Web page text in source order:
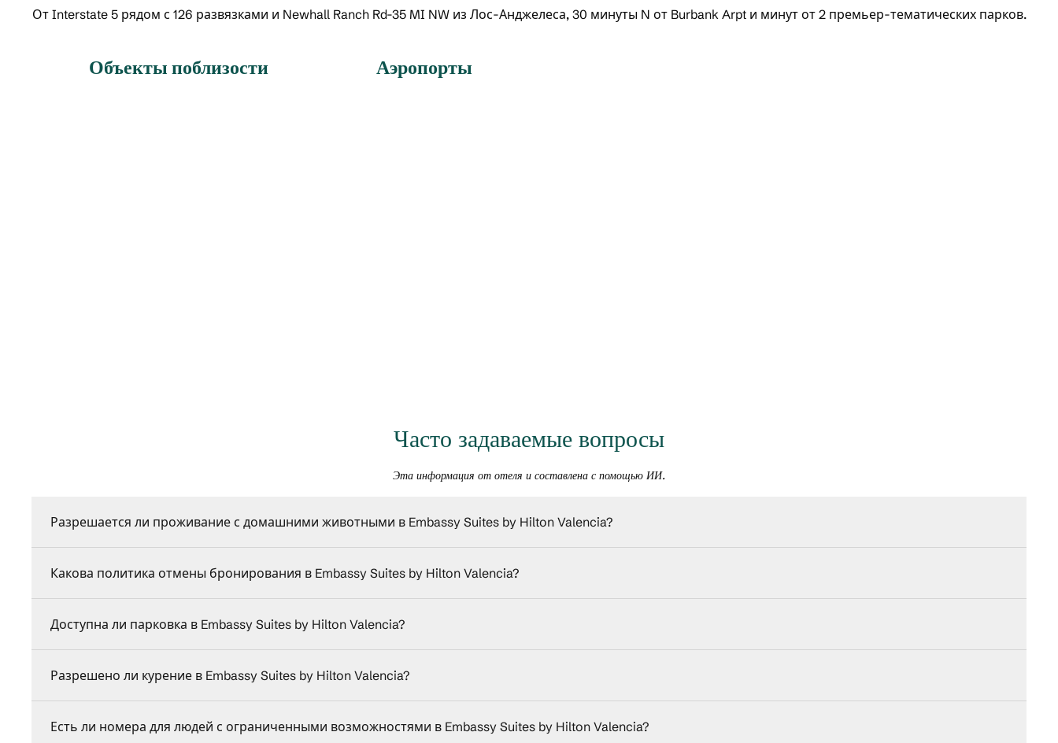
От Interstate 5 рядом с 126 развязками и Newhall Ranch Rd-35 MI NW из Лос-Анджелеса, 30 минуты N от Burbank Arpt и минут от 2 премьер-тематических парков.
Объекты поблизости Аэропорты
Часто задаваемые вопросы
Эта информация от отеля и составлена с помощью ИИ.
Разрешается ли проживание с домашними животными в Embassy Suites by Hilton Valencia?
Какова политика отмены бронирования в Embassy Suites by Hilton Valencia?
Доступна ли парковка в Embassy Suites by Hilton Valencia?
Разрешено ли курение в Embassy Suites by Hilton Valencia?
Есть ли номера для людей с ограниченными возможностями в Embassy Suites by Hilton Valencia?